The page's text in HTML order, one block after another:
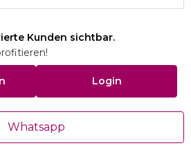
Kunden sichtbar.
Login
Whatsapp